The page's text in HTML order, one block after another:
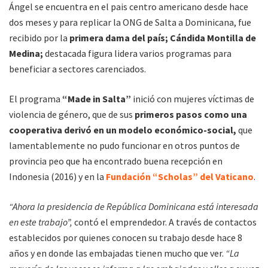
Ángel se encuentra en el pais centro americano desde hace
dos meses y para replicar la ONG de Salta a Dominicana, fue
recibido por la primera dama del país; Cándida Montilla de
Medina; destacada figura lidera varios programas para
beneficiar a sectores carenciados.
El programa “Made in Salta” inició con mujeres víctimas de
violencia de género, que de sus primeros pasos como una
cooperativa derivó en un modelo económico-social, que
lamentablemente no pudo funcionar en otros puntos de
provincia peo que ha encontrado buena recepción en
Indonesia (2016) y en la Fundación “Scholas” del Vaticano.
“Ahora la presidencia de República Dominicana está interesada
en este trabajo”, contó el emprendedor. A través de contactos
establecidos por quienes conocen su trabajo desde hace 8
años y en donde las embajadas tienen mucho que ver. “La